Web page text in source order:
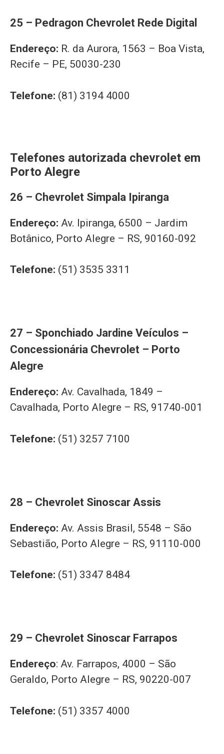
25 – Pedragon Chevrolet Rede Digital
Endereço: R. da Aurora, 1563 – Boa Vista,
Recife – PE, 50030-230
Telefone: (81) 3194 4000
Telefones autorizada chevrolet em
Porto Alegre
26 – Chevrolet Simpala Ipiranga
Endereço: Av. Ipiranga, 6500 – Jardim
Botânico, Porto Alegre – RS, 90160-092
Telefone: (51) 3535 3311
27 – Sponchiado Jardine Veículos –
Concessionária Chevrolet – Porto
Alegre
Endereço: Av. Cavalhada, 1849 –
Cavalhada, Porto Alegre – RS, 91740-001
Telefone: (51) 3257 7100
28 – Chevrolet Sinoscar Assis
Endereço: Av. Assis Brasil, 5548 – São
Sebastião, Porto Alegre – RS, 91110-000
Telefone: (51) 3347 8484
29 – Chevrolet Sinoscar Farrapos
Endereço: Av. Farrapos, 4000 – São
Geraldo, Porto Alegre – RS, 90220-007
Telefone: (51) 3357 4000